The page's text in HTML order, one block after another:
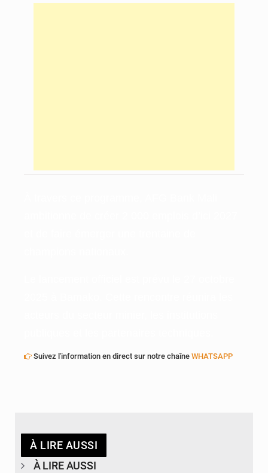
Suivez l'information en direct sur notre chaîne WHATSAPP
À LIRE AUSSI
À LIRE AUSSI